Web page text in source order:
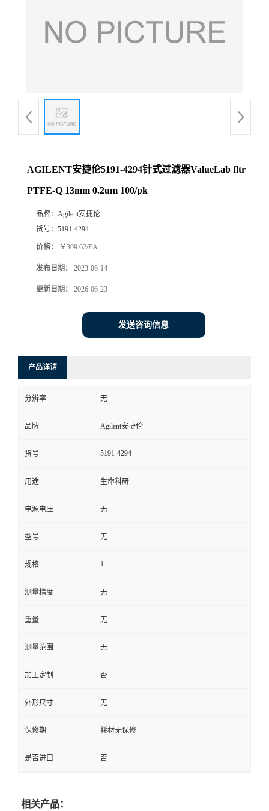
AGILENT安捷伦5191-4294针式过滤器ValueLab fltr
PTFE-Q 13mm 0.2um 100/pk
品牌： Agilent安捷伦
货号： 5191-4294
价格： ￥309.62/EA
发布日期： 2023-06-14
更新日期： 2026-06-23
发送咨询信息
产品详请
分辨率 无
品牌 Agilent安捷伦
货号 5191-4294
用途 生命科研
电源电压 无
型号 无
规格 1
测量精度 无
重量 无
测量范围 无
加工定制 否
外形尺寸 无
保修期 耗材无保修
是否进口 否
相关产品：